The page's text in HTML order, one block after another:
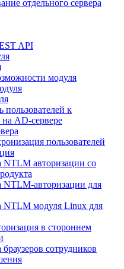
отдельного сервера
API
модуля
к
AD-сервере
пользователей
NTLM авторизации со
NTLM-авторизации для
NTLM модуля Linux для
в стороннем
сотрудников